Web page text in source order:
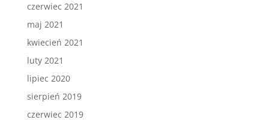
czerwiec 2021
maj 2021
kwiecień 2021
luty 2021
lipiec 2020
sierpień 2019
czerwiec 2019